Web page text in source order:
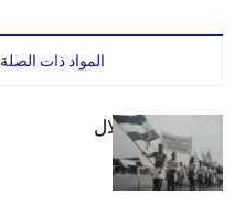
المواد ذات الصلة
الهلال والاستقلال